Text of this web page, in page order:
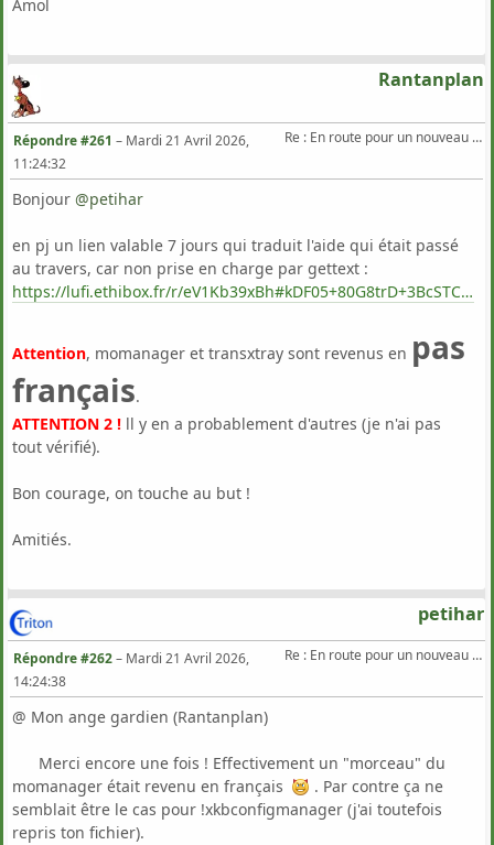
Amol
Rantanplan
Re : En route pour un nouveau Triton .
Répondre #261 – Mardi 21 Avril 2026,
11:24:32
Bonjour @petihar
en pj un lien valable 7 jours qui traduit l'aide qui était passé
au travers, car non prise en charge par gettext :
https://lufi.ethibox.fr/r/eV1Kb39xBh#kDF05+80G8trD+3BcSTC4VasdZZCrxZRcYmXsruosVA=
Attention, momanager et transxtray sont revenus en pas
français.
ATTENTION 2 ! ll y en a probablement d'autres (je n'ai pas
tout vérifié).
Bon courage, on touche au but !
Amitiés.
petihar
Re : En route pour un nouveau Triton .
Répondre #262– Mardi 21 Avril 2026,
14:24:38
@ Mon ange gardien (Rantanplan)
Merci encore une fois ! Effectivement un "morceau" du
momanager était revenu en français
. Par contre ça ne
semblait être le cas pour !xkbconfigmanager (j'ai toutefois
repris ton fichier).